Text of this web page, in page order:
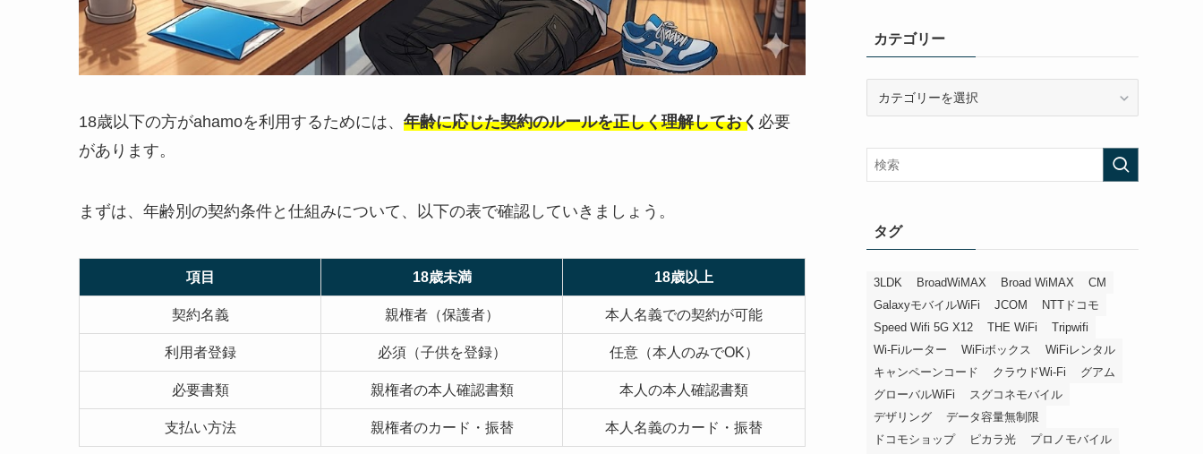
18歳以下の方がahamoを利用するためには、 年齢に応じた契約のルールを正しく理解しておく 必要
があります。
まずは、年齢別の契約条件と仕組みについて、以下の表で確認していきましょう。
項目 18歳未満 18歳以上
契約名義 親権者（保護者） 本人名義での契約が可能
利用者登録 必須（子供を登録） 任意（本人のみでOK）
必要書類 親権者の本人確認書類 本人の本人確認書類
支払い方法 親権者のカード・振替 本人名義のカード・振替
カテゴリー
リ
ー
タグ
3LDK BroadWiMAX Broad WiMAX
CM
GalaxyモバイルWiFi
JCOM
NTTドコモ
Speed Wifi 5G X12
THE WiFi
Tripwifi
Wi-Fiルーター
WiFiボックス
WiFiレンタル
キャンペーンコード
クラウドWi-Fi
グアム
グローバルWiFi
スグコネモバイル
デザリング
データ容量無制限
ドコモショップ
ピカラ光 プロノモバイル